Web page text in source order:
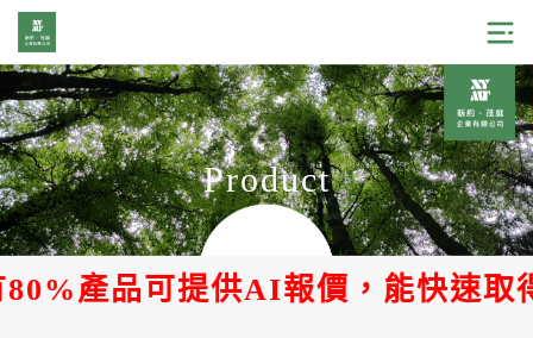
Product
品可提供AI報價，能快速取得報